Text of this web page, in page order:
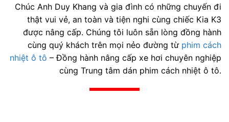
Chúc Anh Duy Khang và gia đình có những chuyến đi
thật vui vẻ, an toàn và tiện nghi cùng chiếc Kia K3
được nâng cấp. Chúng tôi luôn sẵn lòng đồng hành
cùng quý khách trên mọi nẻo đường từ phim cách
nhiệt ô tô – Đồng hành nâng cấp xe hơi chuyên nghiệp
cùng Trung tâm dán phim cách nhiệt ô tô.